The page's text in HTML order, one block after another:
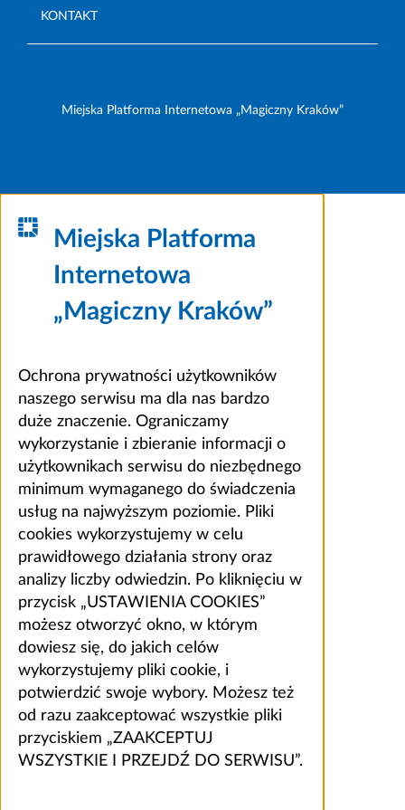
KONTAKT
Miejska Platforma Internetowa „Magiczny Kraków”
Miejska Platforma
Internetowa
„Magiczny Kraków”
Ochrona prywatności użytkowników
naszego serwisu ma dla nas bardzo
duże znaczenie. Ograniczamy
wykorzystanie i zbieranie informacji o
użytkownikach serwisu do niezbędnego
minimum wymaganego do świadczenia
usług na najwyższym poziomie. Pliki
cookies wykorzystujemy w celu
prawidłowego działania strony oraz
analizy liczby odwiedzin. Po kliknięciu w
przycisk „USTAWIENIA COOKIES”
możesz otworzyć okno, w którym
dowiesz się, do jakich celów
wykorzystujemy pliki cookie, i
potwierdzić swoje wybory. Możesz też
od razu zaakceptować wszystkie pliki
przyciskiem „ZAAKCEPTUJ
WSZYSTKIE I PRZEJDŹ DO SERWISU”.